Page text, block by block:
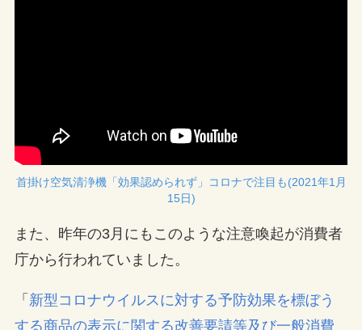
首掛け空気清浄機「効果認められず」コロナで注目も(2021年1月
15日)
また、昨年の3月にもこのような注意喚起が消費者
庁から行われていました。
「 新型コロナウイルスに対する予防効果を標ぼう
する商品の表示に関する改善要請等及び一般消費